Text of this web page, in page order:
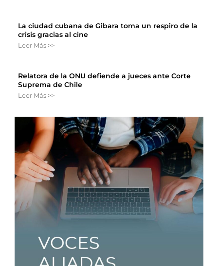
La ciudad cubana de Gibara toma un respiro de la
crisis gracias al cine
Leer Más >>
Relatora de la ONU defiende a jueces ante Corte
Suprema de Chile
Leer Más >>